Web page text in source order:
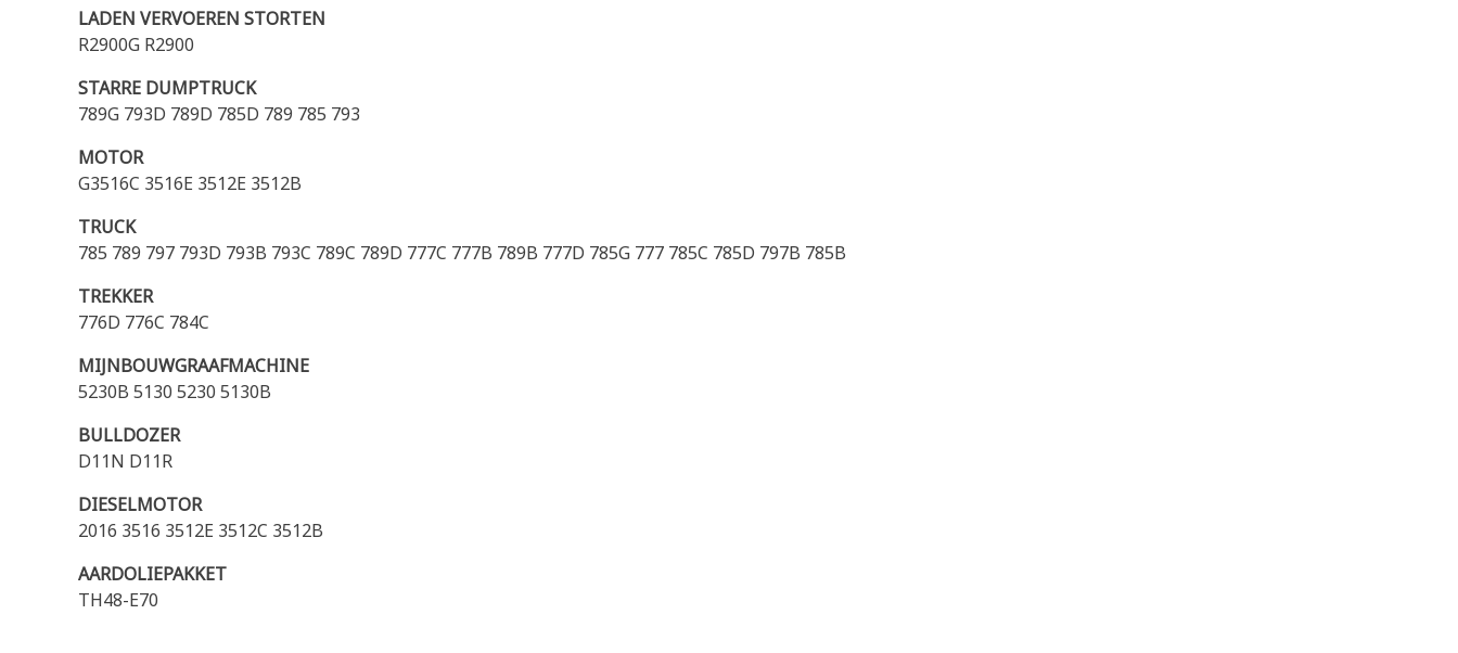
LADEN VERVOEREN STORTEN
R2900G R2900
STARRE DUMPTRUCK
789G 793D 789D 785D 789 785 793
MOTOR
G3516C 3516E 3512E 3512B
TRUCK
785 789 797 793D 793B 793C 789C 789D 777C 777B 789B 777D 785G 777 785C 785D 797B 785B
TREKKER
776D 776C 784C
MIJNBOUWGRAAFMACHINE
5230B 5130 5230 5130B
BULLDOZER
D11N D11R
DIESELMOTOR
2016 3516 3512E 3512C 3512B
AARDOLIEPAKKET
TH48-E70